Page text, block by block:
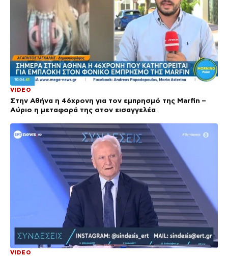
VIDEO
Στην Αθήνα η 46χρονη για τον εμπρησμό της Marfin –
Αύριο η μεταφορά της στον εισαγγελέα
VIDEO